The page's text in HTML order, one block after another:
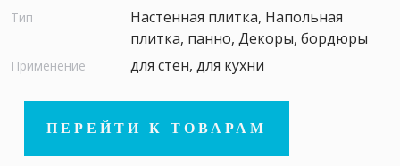
Тип
Настенная плитка, Напольная
плитка, панно, Декоры, бордюры
Применение для стен, для кухни
ПЕРЕЙТИ К ТОВАРАМ